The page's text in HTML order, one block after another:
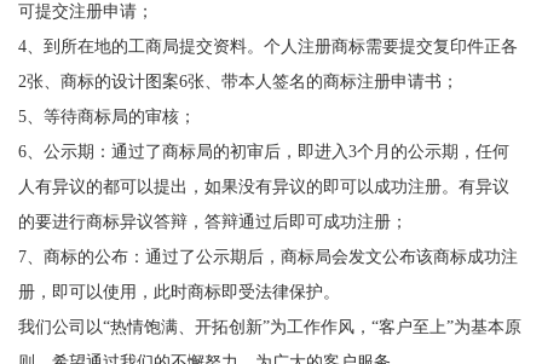
可提交注册申请；
4、到所在地的工商局提交资料。个人注册商标需要提交复印件正各
2张、商标的设计图案6张、带本人签名的商标注册申请书；
5、等待商标局的审核；
6、公示期：通过了商标局的初审后，即进入3个月的公示期，任何
人有异议的都可以提出，如果没有异议的即可以成功注册。有异议
的要进行商标异议答辩，答辩通过后即可成功注册；
7、商标的公布：通过了公示期后，商标局会发文公布该商标成功注
册，即可以使用，此时商标即受法律保护。
我们公司以“热情饱满、开拓创新”为工作作风，“客户至上”为基本原